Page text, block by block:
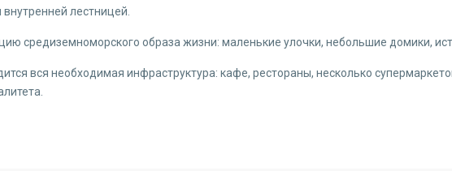
лестницей.
средиземноморского образа жизни: маленькие улочки, небольшие домики,
вся необходимая инфраструктура: кафе, рестораны, несколько